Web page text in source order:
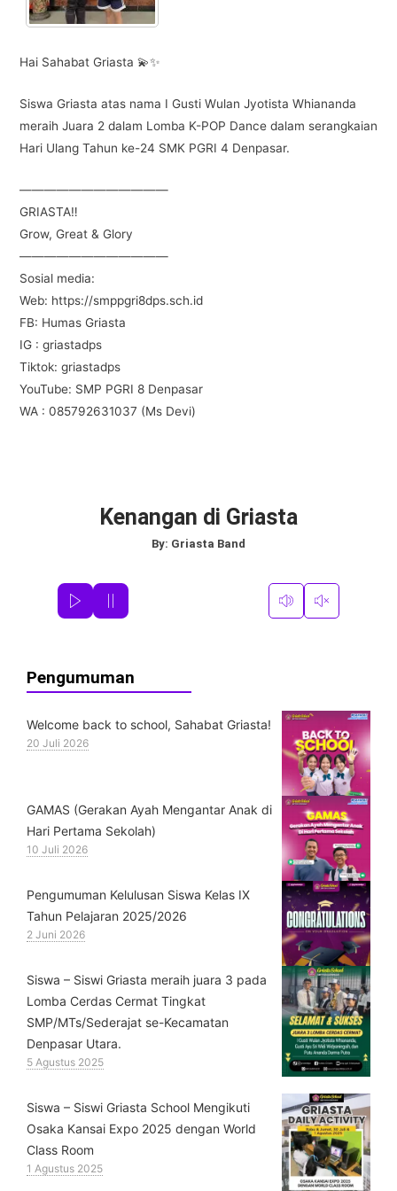
Hai Sahabat Griasta 💫✨
Siswa Griasta atas nama I Gusti Wulan Jyotista Whiananda
meraih Juara 2 dalam Lomba K-POP Dance dalam serangkaian
Hari Ulang Tahun ke-24 SMK PGRI 4 Denpasar.
————————————
GRIASTA‼️
Grow, Great & Glory
————————————
Sosial media:
Web: https://smppgri8dps.sch.id
FB: Humas Griasta
IG : griastadps
Tiktok: griastadps
YouTube: SMP PGRI 8 Denpasar
WA : 085792631037 (Ms Devi)
Kenangan di Griasta
By: Griasta Band
Pengumuman
Welcome back to school, Sahabat Griasta!
20 Juli 2026
GAMAS (Gerakan Ayah Mengantar Anak di
Hari Pertama Sekolah)
10 Juli 2026
Pengumuman Kelulusan Siswa Kelas IX
Tahun Pelajaran 2025/2026
2 Juni 2026
Siswa – Siswi Griasta meraih juara 3 pada
Lomba Cerdas Cermat Tingkat
SMP/MTs/Sederajat se-Kecamatan
Denpasar Utara.
5 Agustus 2025
Siswa – Siswi Griasta School Mengikuti
Osaka Kansai Expo 2025 dengan World
Class Room
1 Agustus 2025